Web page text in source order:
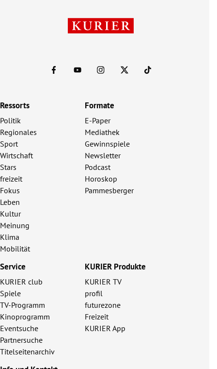
Ressorts
Politik
Regionales
Sport
Wirtschaft
Stars
freizeit
Fokus
Leben
Kultur
Meinung
Klima
Mobilität
Formate
E-Paper
Mediathek
Gewinnspiele
Newsletter
Podcast
Horoskop
Pammesberger
Service
KURIER club
Spiele
TV-Programm
Kinoprogramm
Eventsuche
Partnersuche
Titelseitenarchiv
KURIER Produkte
KURIER TV
profil
futurezone
Freizeit
KURIER App